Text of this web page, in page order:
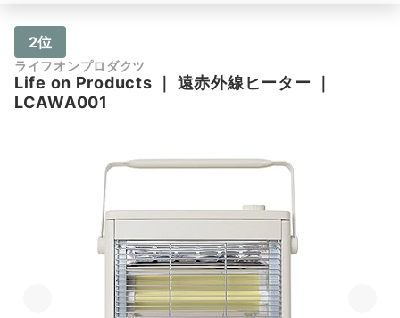
2位
ライフオンプロダクツ
Life on Products 遠赤外線ヒーター
LCAWA001